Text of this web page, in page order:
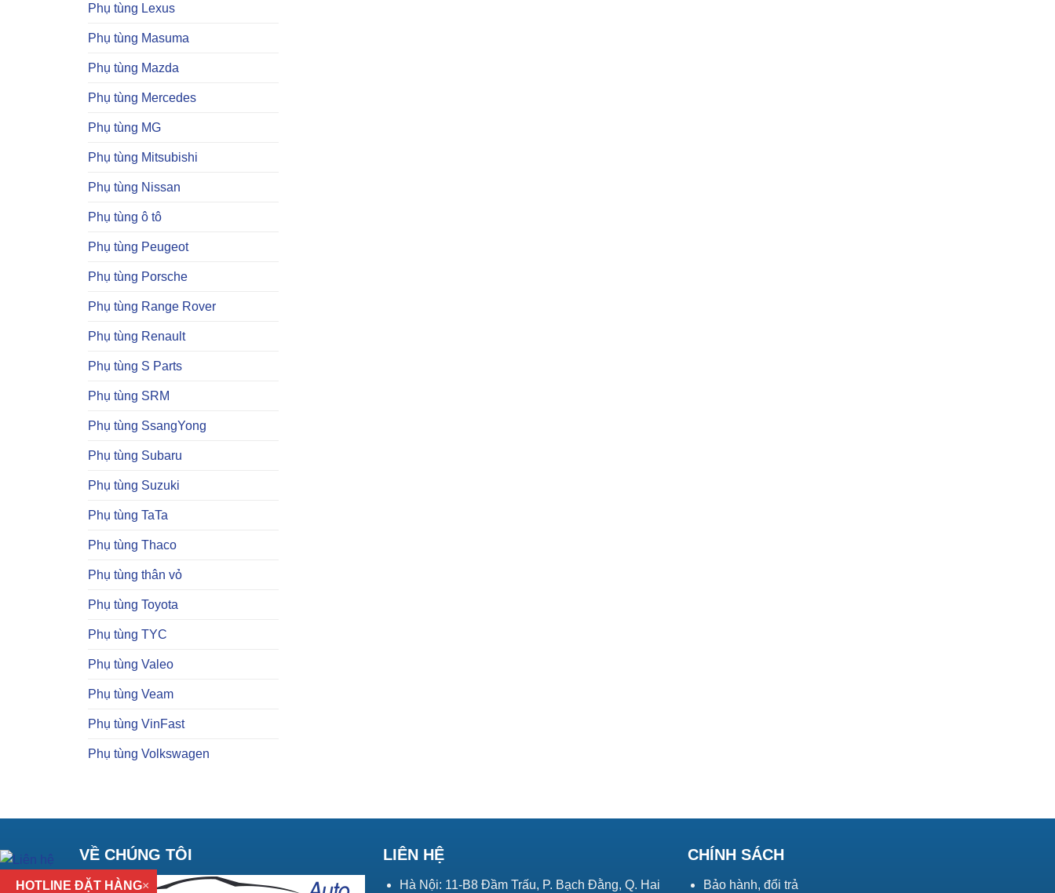
Phụ tùng Lexus
Phụ tùng Masuma
Phụ tùng Mazda
Phụ tùng Mercedes
Phụ tùng MG
Phụ tùng Mitsubishi
Phụ tùng Nissan
Phụ tùng ô tô
Phụ tùng Peugeot
Phụ tùng Porsche
Phụ tùng Range Rover
Phụ tùng Renault
Phụ tùng S Parts
Phụ tùng SRM
Phụ tùng SsangYong
Phụ tùng Subaru
Phụ tùng Suzuki
Phụ tùng TaTa
Phụ tùng Thaco
Phụ tùng thân vỏ
Phụ tùng Toyota
Phụ tùng TYC
Phụ tùng Valeo
Phụ tùng Veam
Phụ tùng VinFast
Phụ tùng Volkswagen
VỀ CHÚNG TÔI LIÊN HỆ
Hà Nội: 11-B8 Đầm Trấu, P. Bạch Đằng, Q. Hai
CHÍNH SÁCH
Bảo hành, đổi trả
HOTLINE ĐẶT HÀNG×